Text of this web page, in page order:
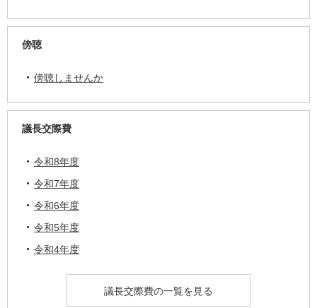
傍聴
傍聴しませんか
議長交際費
令和8年度
令和7年度
令和6年度
令和5年度
令和4年度
議長交際費の一覧を見る